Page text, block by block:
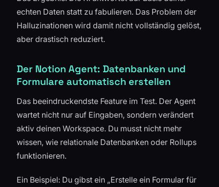
echten Daten statt zu fabulieren. Das Problem der
Halluzinationen wird damit nicht vollständig gelöst,
aber drastisch reduziert.
Der Notion Agent: Datenbanken und
Formulare automatisch erstellen
Das beeindruckendste Feature im Test. Der Agent
wartet nicht nur auf Eingaben, sondern verändert
aktiv deinen Workspace. Du musst nicht mehr
wissen, wie relationale Datenbanken oder Rollups
funktionieren.
Ein Beispiel: Du gibst ein „Erstelle ein Formular für